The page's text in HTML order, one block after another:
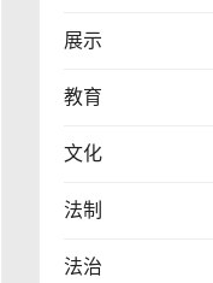
展示
教育
文化
法制
法治